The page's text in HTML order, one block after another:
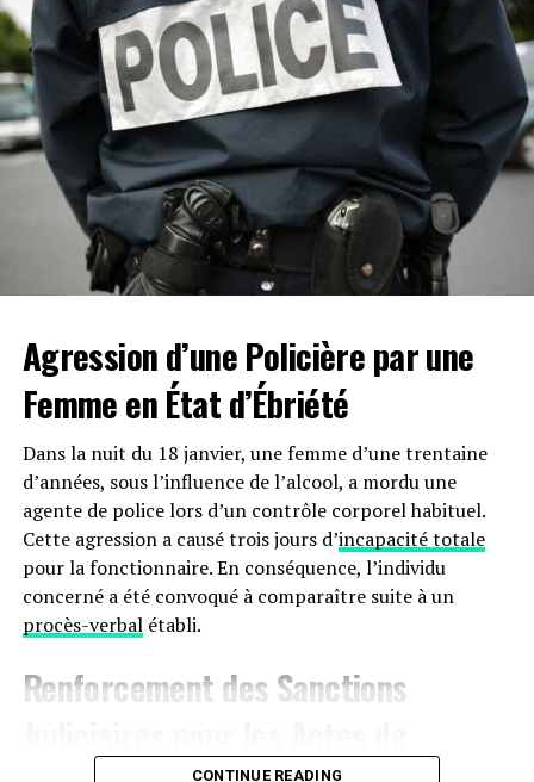
Agression d’une Policière par une
Femme en État d’Ébriété
Dans la nuit du 18 janvier, une femme d’une trentaine
d’années, sous l’influence de l’alcool, a mordu une
agente de police lors d’un contrôle corporel habituel.
Cette agression a causé trois jours d’incapacité totale
pour la fonctionnaire. En conséquence, l’individu
concerné a été convoqué à comparaître suite à un
procès-verbalétabli.
Renforcement des Sanctions
CONTINUE READING